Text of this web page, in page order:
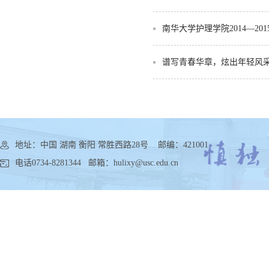
南华大学护理学院
谱写青春华章，炫出年轻风
地址：中国 湖南 衡阳 常胜西路28号 邮编：421001
电话0734-8281344 邮箱：hulixy@usc.edu.cn